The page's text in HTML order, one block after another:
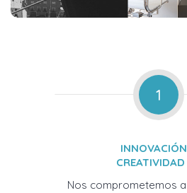
1
Nos comprometemos